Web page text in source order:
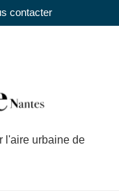
contacter
l'aire urbaine de